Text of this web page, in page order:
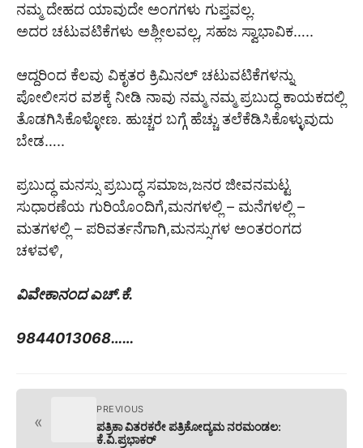
ನಮ್ಮ ದೇಹದ ಯಾವುದೇ ಅಂಗಗಳು ಗುಪ್ತವಲ್ಲ.
ಅದರ ಚಟುವಟಿಕೆಗಳು ಅಶ್ಲೀಲವಲ್ಲ, ಸಹಜ ಸ್ವಾಭಾವಿಕ…..
ಆದ್ದರಿಂದ ಕೆಲವು ವಿಕೃತರ ಕ್ರಿಮಿನಲ್ ಚಟುವಟಿಕೆಗಳನ್ನು
ಪೋಲೀಸರ ವಶಕ್ಕೆ ನೀಡಿ ನಾವು ನಮ್ಮ ನಮ್ಮ ಪ್ರಬುದ್ಧ ಕಾಯಕದಲ್ಲಿ
ತೊಡಗಿಸಿಕೊಳ್ಳೋಣ. ಹುಚ್ಚರ ಬಗ್ಗೆ ಹೆಚ್ಚು ತಲೆಕೆಡಿಸಿಕೊಳ್ಳುವುದು
ಬೇಡ…..
ಪ್ರಬುದ್ಧ ಮನಸ್ಸು ಪ್ರಬುದ್ಧ ಸಮಾಜ,ಜನರ ಜೀವನಮಟ್ಟ
ಸುಧಾರಣೆಯ ಗುರಿಯೊಂದಿಗೆ,ಮನಗಳಲ್ಲಿ – ಮನೆಗಳಲ್ಲಿ –
ಮತಗಳಲ್ಲಿ – ಪರಿವರ್ತನೆಗಾಗಿ,ಮನಸ್ಸುಗಳ ಅಂತರಂಗದ
ಚಳವಳಿ,
ವಿವೇಕಾನಂದ ಎಚ್.ಕೆ.
9844013068……
«
PREVIOUS
ಪತ್ರಿಕಾ ವಿತರಕರೇ ಪತ್ರಿಕೋದ್ಯಮ ನರಮಂಡಲ:
ಕೆ.ವಿ.ಪ್ರಭಾಕರ್